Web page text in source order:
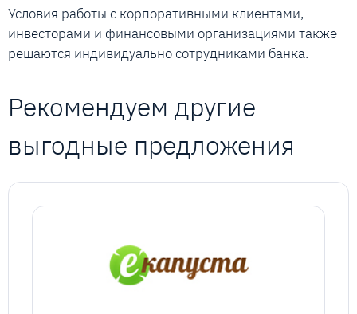
Условия работы с корпоративными клиентами,
инвесторами и финансовыми организациями также
решаются индивидуально сотрудниками банка.
Рекомендуем другие
выгодные предложения